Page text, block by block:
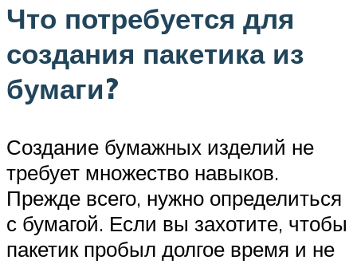
Что потребуется для
создания пакетика из
бумаги?
Создание бумажных изделий не
требует множество навыков.
Прежде всего, нужно определиться
с бумагой. Если вы захотите, чтобы
пакетик пробыл долгое время и не